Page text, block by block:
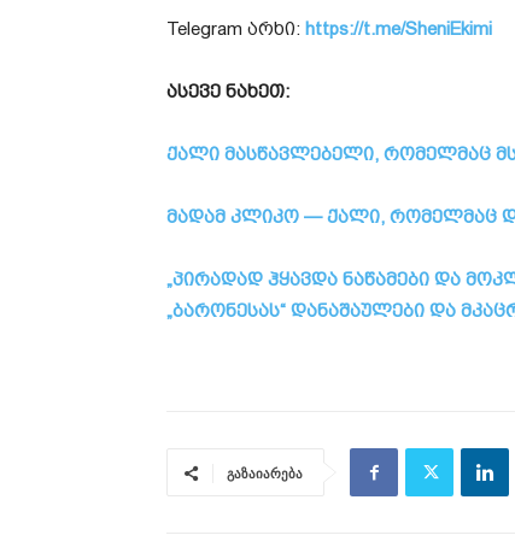
Telegram არხი: https://t.me/SheniEkimi
ასევე ნახეთ:
ქალი მასწავლებელი, რომელმაც
მადამ კლიკო — ქალი, რომელმაც
„პირადად ჰყავდა ნაწამები და
„ბარონესას“ დანაშაულები და
გაზაიარება